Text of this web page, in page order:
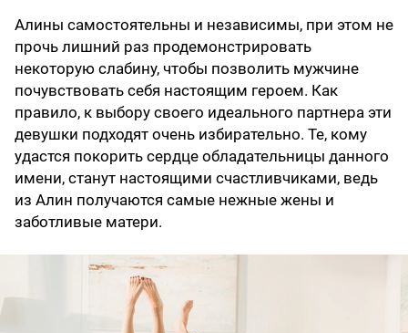
Алины самостоятельны и независимы, при этом не
прочь лишний раз продемонстрировать
некоторую слабину, чтобы позволить мужчине
почувствовать себя настоящим героем. Как
правило, к выбору своего идеального партнера эти
девушки подходят очень избирательно. Те, кому
удастся покорить сердце обладательницы данного
имени, станут настоящими счастливчиками, ведь
из Алин получаются самые нежные жены и
заботливые матери.